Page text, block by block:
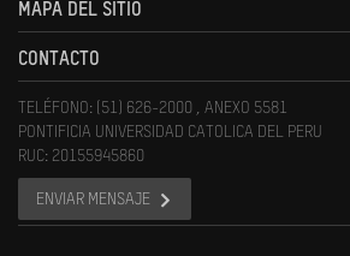
MAPA DEL SITIO
CONTACTO
TELÉFONO: (51) 626-2000 , ANEXO 5581
PONTIFICIA UNIVERSIDAD CATOLICA DEL PERU
RUC: 20155945860
ENVIAR MENSAJE